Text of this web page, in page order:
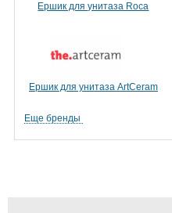
Ершик для унитаза Roca
Ершик для унитаза ArtCeram
Еще бренды